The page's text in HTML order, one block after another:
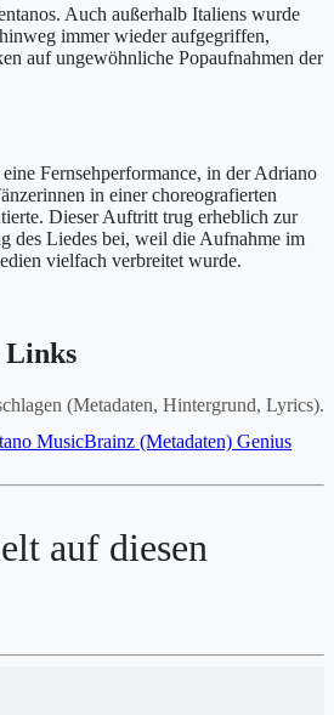
Auch außerhalb Italiens wurde
immer wieder aufgegriffen,
auf ungewöhnliche Popaufnahmen der
Fernsehperformance, in der Adriano
in einer choreografierten
Dieser Auftritt trug erheblich zur
des Liedes bei, weil die Aufnahme im
vielfach verbreitet wurde.
Links
(Metadaten, Hintergrund, Lyrics).
MusicBrainz (Metadaten) Genius
auf diesen